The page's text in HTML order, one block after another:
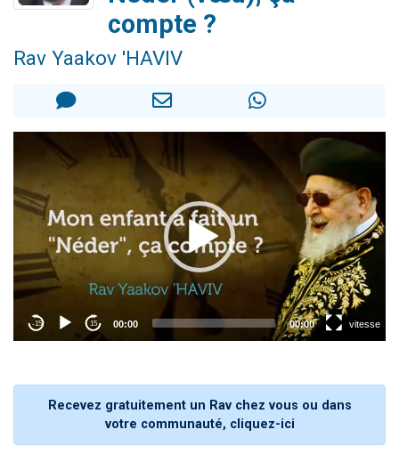
Il reste 49 places pour étudier en groupe sur Zoom
3 personnes viennent de faire un don pour Diane, 80 ans, dans un appartement insalubre
compte ?
Rav Yaakov 'HAVIV
Recevez gratuitement un Rav chez vous ou dans
votre communauté, cliquez-ici